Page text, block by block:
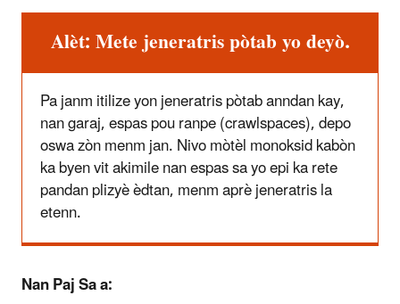
Alèt: Mete jeneratris pòtab yo deyò.
Pa janm itilize yon jeneratris pòtab anndan kay,
nan garaj, espas pou ranpe (crawlspaces), depo
oswa zòn menm jan. Nivo mòtèl monoksid kabòn
ka byen vit akimile nan espas sa yo epi ka rete
pandan plizyè èdtan, menm aprè jeneratris la
etenn.
Nan Paj Sa a: